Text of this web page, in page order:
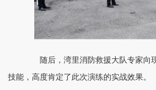
随后，湾里消防救援大队专家向
技能，高度肯定了此次演练的实战效果。